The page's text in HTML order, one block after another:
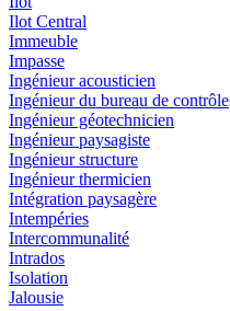
Ilot Central
Immeuble
Impasse
Ingénieur acousticien
Ingénieur du bureau de contrôle
Ingénieur géotechnicien
Ingénieur paysagiste
Ingénieur structure
Ingénieur thermicien
Intégration paysagère
Intempéries
Intercommunalité
Intrados
Isolation
Jalousie